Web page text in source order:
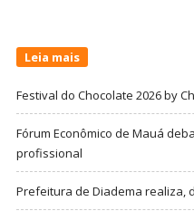
Leia mais
Festival do Chocolate 2026 by
Fórum Econômico de Mauá
profissional
Prefeitura de Diadema realiza,